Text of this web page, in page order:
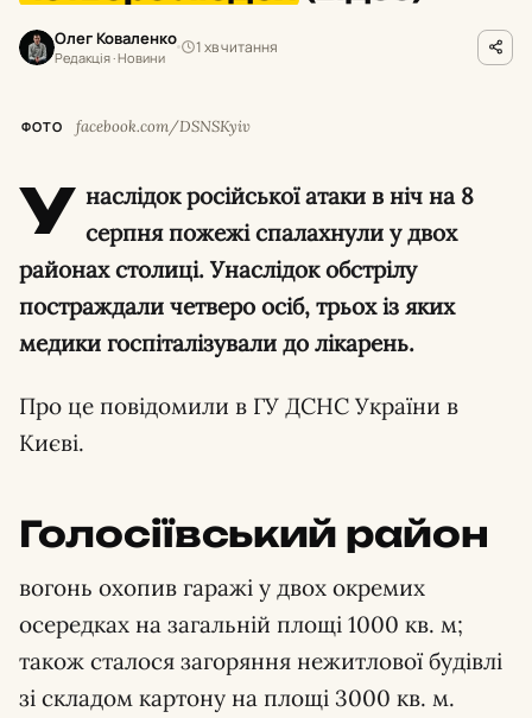
Олег Коваленко
Редакція · Новини
1 хв читання
ФОТО facebook.com/DSNSKyiv
У наслідок російської атаки в ніч на 8
серпня пожежі спалахнули у двох
районах столиці. Унаслідок обстрілу
постраждали четверо осіб, трьох із яких
медики госпіталізували до лікарень.
Про це повідомили в ГУ ДСНС України в
Києві.
Голосіївський район
вогонь охопив гаражі у двох окремих
осередках на загальній площі 1000 кв. м;
також сталося загоряння нежитлової будівлі
зі складом картону на площі 3000 кв. м.